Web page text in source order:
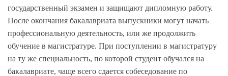
государственный экзамен и защищают дипломную работу.
После окончания бакалавриата выпускники могут начать
профессиональную деятельность, или же продолжить
обучение в магистратуре. При поступлении в магистратуру
на ту же специальность, по которой студент обучался на
бакалавриате, чаще всего сдается собеседование по